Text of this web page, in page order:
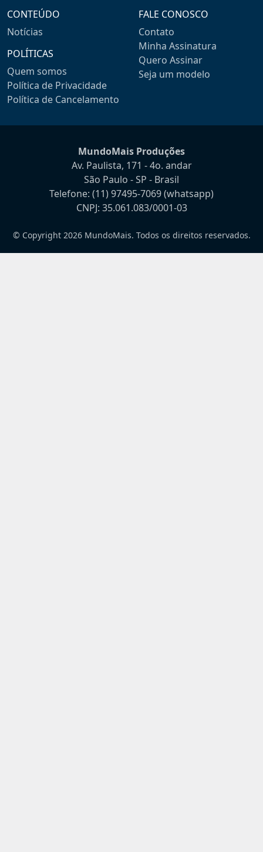
CONTEÚDO
Notícias
POLÍTICAS
Quem somos
Política de Privacidade
Política de Cancelamento
FALE CONOSCO
Contato
Minha Assinatura
Quero Assinar
Seja um modelo
MundoMais Produções
Av. Paulista, 171 - 4o. andar
São Paulo - SP - Brasil
Telefone: (11) 97495-7069(whatsapp)
CNPJ: 35.061.083/0001-03
© Copyright 2026 MundoMais. Todos os direitos reservados.